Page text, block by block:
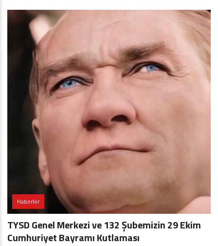
Haberler
TYSD Genel Merkezi ve 132 Şubemizin 29 Ekim
Cumhuriyet Bayramı Kutlaması